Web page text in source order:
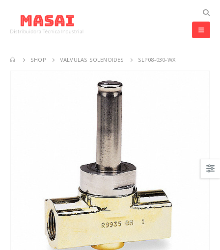
SHOP VALVULAS SOLENOIDES SLP08-030-WX